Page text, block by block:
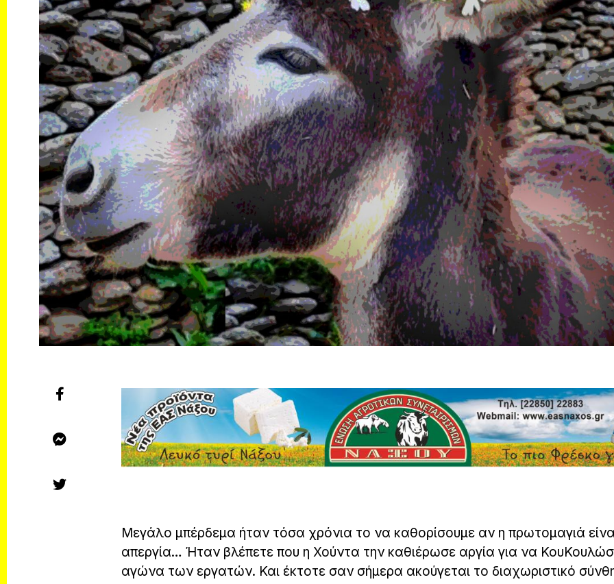
Μεγάλο μπέρδεμα ήταν τόσα χρόνια το να καθορίσουμε αν η πρωτομαγιά
απεργία… Ήταν βλέπετε που η Χούντα την καθιέρωσε αργία για να
αγώνα των εργατών. Και έκτοτε σαν σήμερα ακούγεται το διαχωριστικό